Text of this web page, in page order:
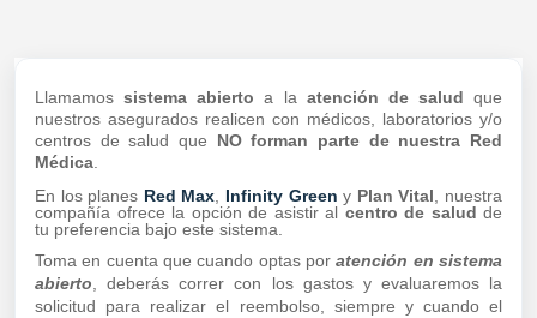
Llamamossistema abierto a la atención de salud que
nuestros asegurados realicen con médicos, laboratorios y/o
centros de salud que NO forman parte de nuestra Red
Médica
En los planes Red Max Infinity Green y Plan Vital , nuestra
compañía ofrece la opción de asistir al centro de salud de
tu preferencia bajo este sistema.
Toma en cuenta que cuando optas poratención en sistema
abierto, deberás correr con los gastos y evaluaremos la
solicitud para realizar el reembolso, siempre y cuando el